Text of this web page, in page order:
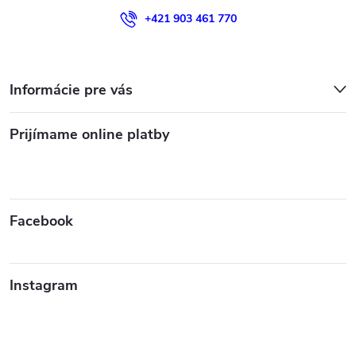
+421 903 461 770
Informácie pre vás
Prijímame online platby
Facebook
Instagram